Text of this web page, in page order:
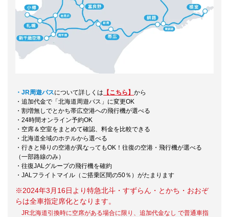
・JR周遊パスについて詳しくは 【こちら】 から
・追加代金で「北海道周遊パス」に変更OK
・割増無しでとかち帯広空港への飛行機が選べる
・24時間オンライン予約OK
・空席＆空室をまとめて確認、料金を比較できる
・北海道全域のホテルから選べる
・行きと帰りの空港が異なってもOK！往復の空港・飛行機が選べる
（一部路線のみ）
・往復JALグループの飛行機を確約
・JALフライトマイル（ご搭乗区間の50％）がたまります
※2024年3月16日より特急北斗・すずらん・とかち・おおぞ
らは全車指定席化となります。
JR北海道引換時に空席がある場合に限り、追加代金なし で普通車指